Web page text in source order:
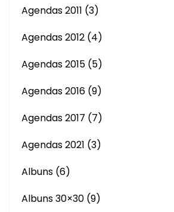
Agendas 2011 (3)
Agendas 2012 (4)
Agendas 2015 (5)
Agendas 2016 (9)
Agendas 2017 (7)
Agendas 2021 (3)
Albuns (6)
Albuns 30×30 (9)